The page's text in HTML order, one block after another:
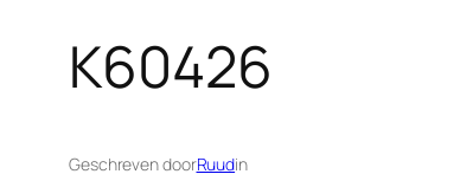
K60426
Geschreven doorRuudin